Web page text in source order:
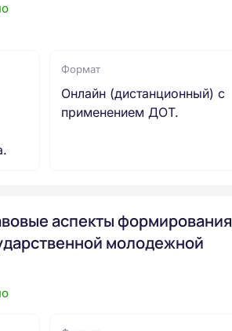
Формат
Онлайн (дистанционный) с
применением ДОТ.
аспекты формирования
молодежной